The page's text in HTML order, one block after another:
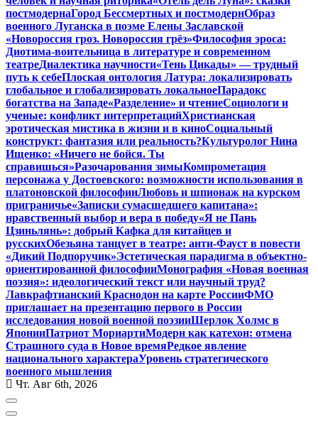
постмодернаГород Бессмертных и постмодернОбраз
военного Луганска в поэме Елены Заславской
«Новороссия гроз. Новороссия грёз»Философия эроса:
Диотима-воительница в литературе и современном
театреДиалектика научности«Тень Цикады» — трудный
путь к себеПлоская онтология Латура: локализировать
глобальное и глобализировать локальноеПарадокс
богатства на Западе«Разделение» и чтениеСоциологи и
ученые: конфликт интерпретацийХристианская
эротическая мистика в жизни и в киноСоциальный
конструкт: фантазия или реальность?Культуролог Нина
Ищенко: «Ничего не бойся. Ты
справишься»Разочарования зимыКомпрометация
персонажа у Достоевского: возможности использования в
платоновской философииЛюбовь и шпионаж на курском
приграничье«Записки сумасшедшего капитана»:
нравственный выбор и вера в победу«Я не Пань
Цзиньлянь»: добрый Кафка для китайцев и
русскихОбезьяна танцует в театре: анти-Фауст в повести
«Дикий Подпоручик»Эстетическая парадигма в объектно-
ориентированной философииМонография «Новая военная
поэзия»: идеологический текст или научный труд?
Лавкрафтианский Краснодон на карте РоссииФМО
приглашает на презентацию первого в России
исследования новой военной поэзииШерлок Холмс в
ЯпонииПатриот МориартиМодерн как катехон: отмена
Страшного суда в Новое времяРедкое явление
национального характераУровень стратегического
военного мышления
Чт. Авг 6th, 2026